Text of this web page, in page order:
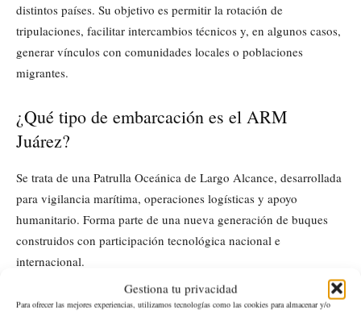
Gestiona tu privacidad
Para ofrecer las mejores experiencias, utilizamos tecnologías como las cookies para almacenar y/o
distintos países. Su objetivo es permitir la rotación de
tripulaciones, facilitar intercambios técnicos y, en algunos casos,
generar vínculos con comunidades locales o poblaciones
migrantes.
¿Qué tipo de embarcación es el ARM
Juárez?
Se trata de una Patrulla Oceánica de Largo Alcance, desarrollada
para vigilancia marítima, operaciones logísticas y apoyo
humanitario. Forma parte de una nueva generación de buques
construidos con participación tecnológica nacional e
internacional.
¿Dónde se puede visitar el buque y en qué